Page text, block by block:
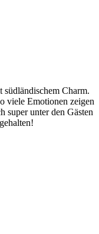
südländischem Charm.
viele Emotionen zeigen
super unter den Gästen